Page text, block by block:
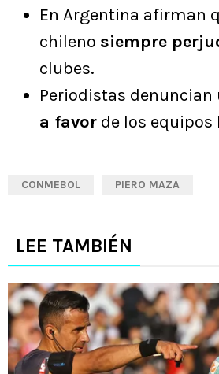
En Argentina afirman
chileno siempre
clubes.
Periodistas denuncian
a favor de los equipos
CONMEBOL PIERO MAZA
LEE TAMBIÉN